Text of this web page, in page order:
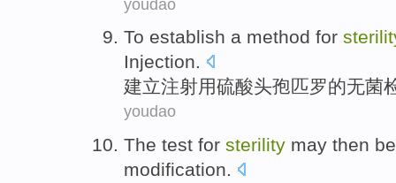
youdao
To establish a method for
Injection.
建立注射用硫酸头孢匹罗的无菌
youdao
The test for sterility may then
modification.